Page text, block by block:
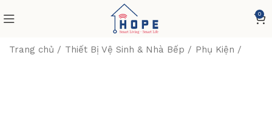
0
Trang chủ Thiết Bị Vệ Sinh & Nhà Bếp Phụ Kiện